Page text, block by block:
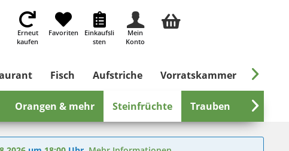
Erneut
kaufen
Favoriten
Einkaufsli
sten
Mein
Konto
Fisch Aufstriche Vorratskammer Süßes
Orangen & mehr Steinfrüchte Trauben 
